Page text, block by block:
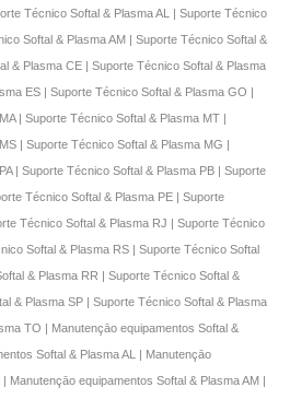
Técnico Softal & Plasma AL | Suporte Técnico
Softal & Plasma AM | Suporte Técnico Softal &
& Plasma CE | Suporte Técnico Softal & Plasma
ES | Suporte Técnico Softal & Plasma GO |
| Suporte Técnico Softal & Plasma MT |
| Suporte Técnico Softal & Plasma MG |
| Suporte Técnico Softal & Plasma PB | Suporte
Técnico Softal & Plasma PE | Suporte
Técnico Softal & Plasma RJ | Suporte Técnico
Softal & Plasma RS | Suporte Técnico Softal
& Plasma RR | Suporte Técnico Softal &
& Plasma SP | Suporte Técnico Softal & Plasma
TO | Manutençāo equipamentos Softal &
Softal & Plasma AL | Manutençāo
Manutençāo equipamentos Softal & Plasma AM |